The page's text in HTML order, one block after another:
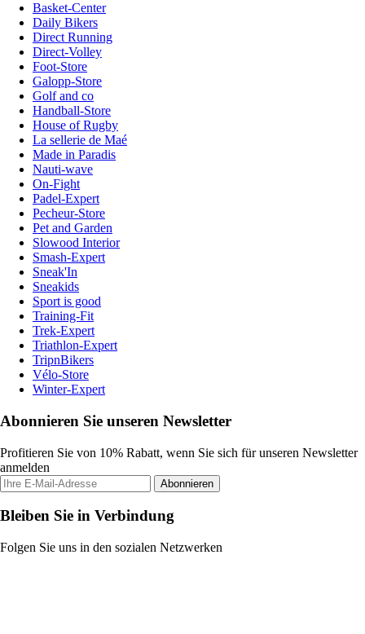
Basket-Center
Daily Bikers
Direct Running
Direct-Volley
Foot-Store
Galopp-Store
Golf and co
Handball-Store
House of Rugby
La sellerie de Maé
Made in Paradis
Nauti-wave
On-Fight
Padel-Expert
Pecheur-Store
Pet and Garden
Slowood Interior
Smash-Expert
Sneak'In
Sneakids
Sport is good
Training-Fit
Trek-Expert
Triathlon-Expert
TripnBikers
Vélo-Store
Winter-Expert
Abonnieren Sie unseren Newsletter
Profitieren Sie von 10% Rabatt, wenn Sie sich für unseren Newsletter
anmelden
Abonnieren
Bleiben Sie in Verbindung
Folgen Sie uns in den sozialen Netzwerken